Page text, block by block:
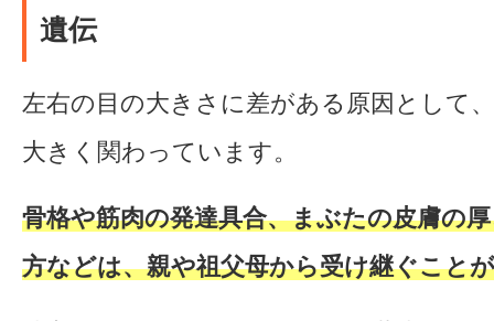
遺伝
左右の目の大きさに差がある原因として
大きく関わっています。
骨格や筋肉の発達具合、まぶたの皮膚の
方などは、親や祖父母から受け継ぐこと